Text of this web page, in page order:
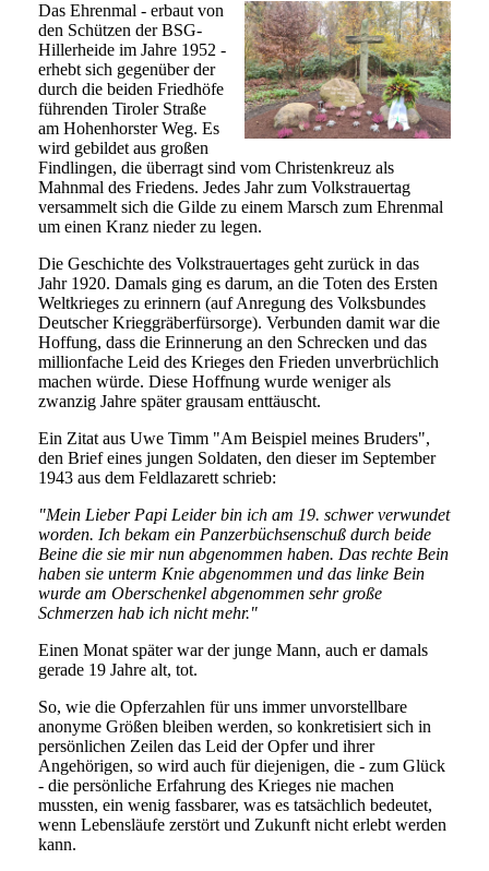
Das Ehrenmal - erbaut von
den Schützen der BSG-
Hillerheide im Jahre 1952 -
erhebt sich gegenüber der
durch die beiden Friedhöfe
führenden Tiroler Straße
am Hohenhorster Weg. Es
wird gebildet aus großen
Findlingen, die überragt sind vom Christenkreuz als
Mahnmal des Friedens. Jedes Jahr zum Volkstrauertag
versammelt sich die Gilde zu einem Marsch zum Ehrenmal
um einen Kranz nieder zu legen.
Die Geschichte des Volkstrauertages geht zurück in das
Jahr 1920. Damals ging es darum, an die Toten des Ersten
Weltkrieges zu erinnern (auf Anregung des Volksbundes
Deutscher Krieggräberfürsorge). Verbunden damit war die
Hoffung, dass die Erinnerung an den Schrecken und das
millionfache Leid des Krieges den Frieden unverbrüchlich
machen würde. Diese Hoffnung wurde weniger als
zwanzig Jahre später grausam enttäuscht.
Ein Zitat aus Uwe Timm "Am Beispiel meines Bruders",
den Brief eines jungen Soldaten, den dieser im September
1943 aus dem Feldlazarett schrieb:
"Mein Lieber Papi Leider bin ich am 19. schwer verwundet
worden. Ich bekam ein Panzerbüchsenschuß durch beide
Beine die sie mir nun abgenommen haben. Das rechte Bein
haben sie unterm Knie abgenommen und das linke Bein
wurde am Oberschenkel abgenommen sehr große
Schmerzen hab ich nicht mehr."
Einen Monat später war der junge Mann, auch er damals
gerade 19 Jahre alt, tot.
So, wie die Opferzahlen für uns immer unvorstellbare
anonyme Größen bleiben werden, so konkretisiert sich in
persönlichen Zeilen das Leid der Opfer und ihrer
Angehörigen, so wird auch für diejenigen, die - zum Glück
- die persönliche Erfahrung des Krieges nie machen
mussten, ein wenig fassbarer, was es tatsächlich bedeutet,
wenn Lebensläufe zerstört und Zukunft nicht erlebt werden
kann.